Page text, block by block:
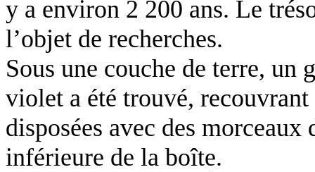
y a environ 2 200 ans. Le
l’objet de recherches.
Sous une couche de terre, un
violet a été trouvé,
disposées avec des
inférieure de la boîte.